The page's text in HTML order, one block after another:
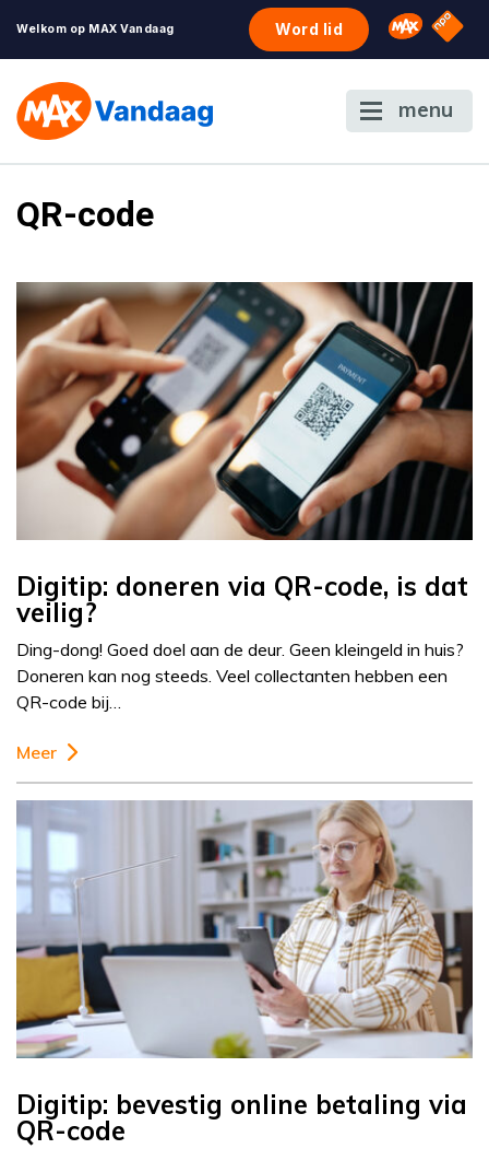
Welkom op MAX Vandaag Word lid Omroep
NPO
menu
QR-code
Digitip: doneren via QR-code, is dat
veilig?
Ding-dong! Goed doel aan de deur. Geen kleingeld in huis?
Doneren kan nog steeds. Veel collectanten hebben een
QR-code bij…
Meer
Digitip: bevestig online betaling via
QR-code